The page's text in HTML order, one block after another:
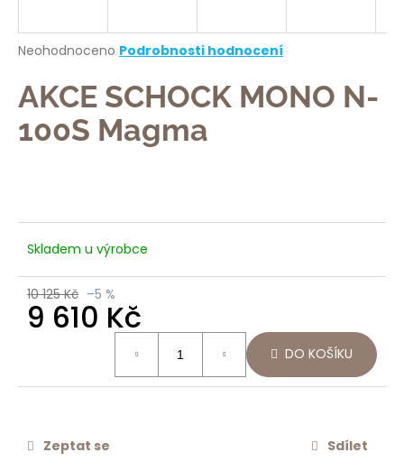
Průměrné
produktu
je
z
Neohodnoceno Podrobnosti hodnocení
AKCE SCHOCK MONO N-
100S Magma
Skladem u výrobce
10 125 Kč –5 %
9 610 Kč
DO KOŠÍKU
Zeptat se Sdílet
j
t
?
D
u